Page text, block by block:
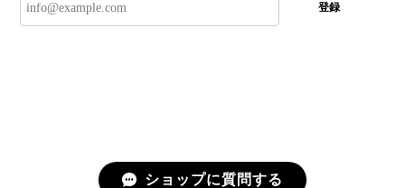
登録
ショップに質問する